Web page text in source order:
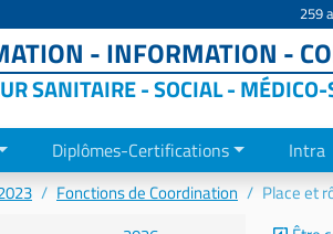
259
- INFORMATION -
SANITAIRE - SOCIAL -
Diplômes-Certifications Intra
Fonctions de Coordination
Place et